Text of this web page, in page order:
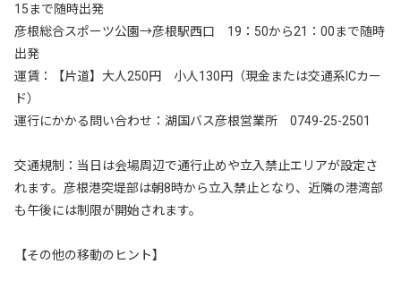
15まで随時出発
彦根総合スポーツ公園→彦根駅西口 19：50から21：00まで随時
出発
運賃：【片道】大人250円 小人130円（現金または交通系ICカー
ド）
運行にかかる問い合わせ：湖国バス彦根営業所 0749-25-2501
交通規制：当日は会場周辺で通行止めや立入禁止エリアが設定さ
れます。彦根港突堤部は朝8時から立入禁止となり、近隣の港湾部
も午後には制限が開始されます。
【その他の移動のヒント】